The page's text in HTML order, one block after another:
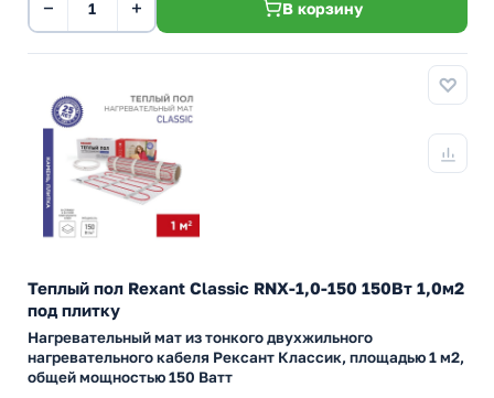
− + В корзину
Теплый пол Rexant Classic RNX-1,0-150 150Вт 1,0м2
под плитку
Нагревательный мат из тонкого двухжильного
нагревательного кабеля Рексант Классик, площадью 1 м2,
общей мощностью 150 Ватт